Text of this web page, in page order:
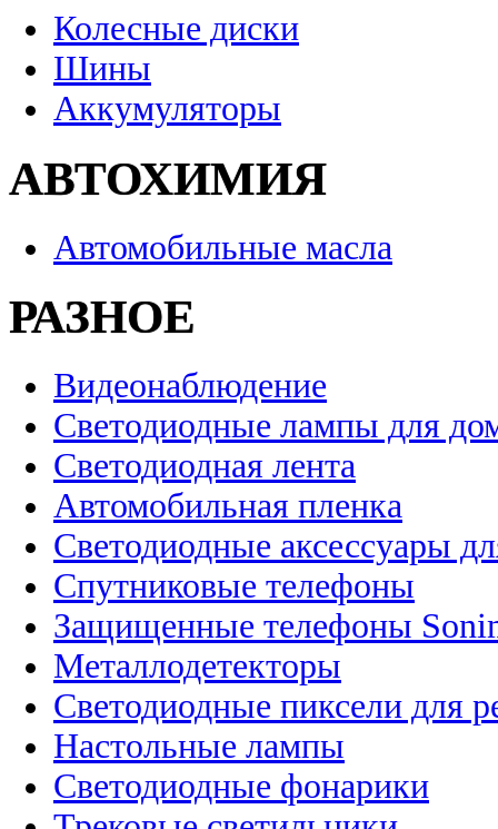
Колесные диски
Шины
Аккумуляторы
АВТОХИМИЯ
Автомобильные масла
РАЗНОЕ
Видеонаблюдение
Светодиодные лампы для
Светодиодная лента
Автомобильная пленка
Светодиодные аксессуары
Спутниковые телефоны
Защищенные телефоны
Металлодетекторы
Светодиодные пиксели для
Настольные лампы
Светодиодные фонарики